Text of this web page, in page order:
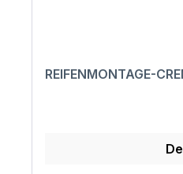
REIFENMONTAGE-